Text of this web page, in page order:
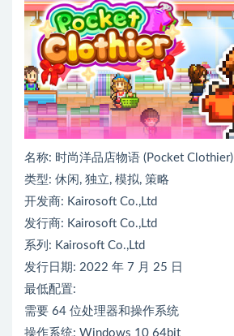
名称: 时尚洋品店物语 (Pocket Clothier)
类型: 休闲, 独立, 模拟, 策略
开发商: Kairosoft Co.,Ltd
发行商: Kairosoft Co.,Ltd
系列: Kairosoft Co.,Ltd
发行日期: 2022 年 7 月 25 日
最低配置:
需要 64 位处理器和操作系统
操作系统: Windows 10 64bit